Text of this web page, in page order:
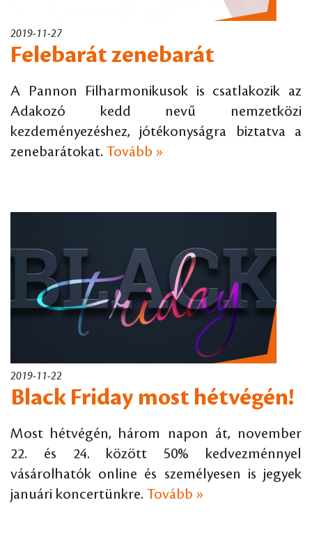
2019-11-27
Felebarát zenebarát
A Pannon Filharmonikusok is csatlakozik az
Adakozó kedd nevű nemzetközi
kezdeményezéshez, jótékonyságra biztatva a
zenebarátokat. Tovább »
2019-11-22
Black Friday most hétvégén!
Most hétvégén, három napon át, november
22. és 24. között 50% kedvezménnyel
vásárolhatók online és személyesen is jegyek
januári koncertünkre. Tovább »